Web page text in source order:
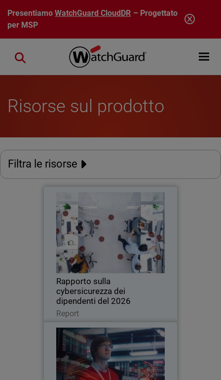
Salta al contenuto principale
PresentiamoWatchGuard CloudDR – Progettato
per MSP
Open
Close search
Risorse sul prodotto
Filtra le risorse
Rapporto sulla
cybersicurezza dei
dipendenti del 2026
Report
Rapporto sulla cybersicurezza
dei dipendenti del 2026
Una nuova ricerca globale rivela come
l'uso non autorizzato dell'intelligenza
artificiale e una scarsa igiene
informatica stiano aumentando i rischi
per le aziende di tutte le dimensioni.
Leggi ora
Thumbnail
Operazioni di sicurezza native
dell'IA per MSP
Body
L'intelligenza artificiale sta
trasformando la sicurezza informatica